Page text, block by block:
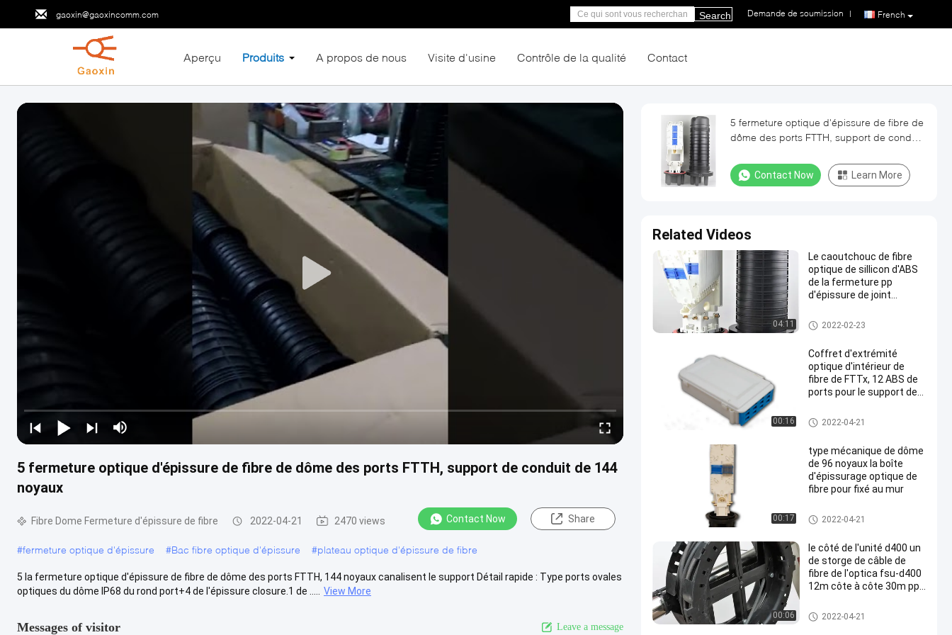
gaoxin@gaoxincomm.com French
Demande de soumission |
Search
Aperçu Produits A propos de nous Visite d'usine Contrôle de la qualité Contact
5 fermeture optique d'épissure de fibre de dôme des ports FTTH, support de conduit de 144
noyaux
Fibre Dome Fermeture d'épissure de fibre 2022-04-21 2470 views Contact Now Share
#fermeture optique d'épissure #Bac fibre optique d'épissure #plateau optique d'épissure de fibre
5 la fermeture optique d'épissure de fibre de dôme des ports FTTH, 144 noyaux canalisent le support Détail rapide : Type ports ovales
optiques du dôme IP68 du rond port+4 de l'épissure closure.1 de .....
View More
Messages of visitor Leave a message
5 fermeture optique d'épissure de fibre de
dôme des ports FTTH, support de conduit
Contact Now Learn More
Related Videos
04:11
Le caoutchouc de fibre
optique de sillicon d'ABS
de la fermeture pp
d'épissure de joint
(l) xd200mm aériens
max288core, GJS20-DM0
Fibre Dome Fermeture d'épissu
re de fibre
2022-02-23
00:16
Coffret d'extrémité
optique d'intérieur de
fibre de FTTx, 12 ABS de
ports pour le support de
Box en fibre optique Terminal
2022-04-21
00:17
type mécanique de dôme
de 96 noyaux la boîte
d'épissurage optique de
fibre pour fixé au mur
Boîte de fibre optique d'épissa
ge
2022-04-21
00:06
le côté de l'unité d400 un
de storge de câble de
fibre de l'optica fsu-d400
12m côte à côte 30m pp
Stockage optique de fibre
2022-04-21